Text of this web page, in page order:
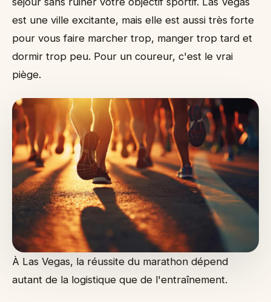
est une ville excitante, mais elle est aussi très forte
pour vous faire marcher trop, manger trop tard et
dormir trop peu. Pour un coureur, c'est le vrai
piège.
À Las Vegas, la réussite du marathon dépend
autant de la logistique que de l'entraînement.